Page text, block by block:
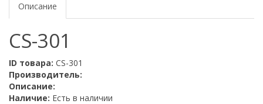
Описание
CS-301
ID товара: CS-301
Производитель:
Описание:
Наличие: Есть в наличии